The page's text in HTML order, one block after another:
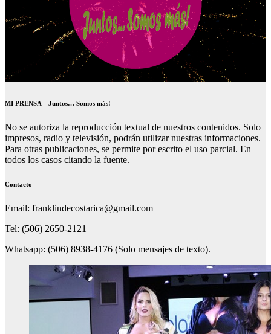
MI PRENSA – Juntos… Somos más!
No se autoriza la reproducción textual de nuestros contenidos. Solo
impresos, radio y televisión, podrán utilizar nuestras informaciones.
Para otras publicaciones, se permite por escrito el uso parcial. En
todos los casos citando la fuente.
Contacto
Email: franklindecostarica@gmail.com
Tel: (506) 2650-2121
Whatsapp: (506) 8938-4176 (Solo mensajes de texto).